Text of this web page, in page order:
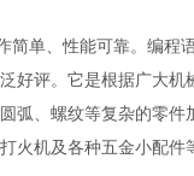
简单、性能可靠。编程
好评。它是根据广大
弧、螺纹等复杂的零
火机及各种五金小配件